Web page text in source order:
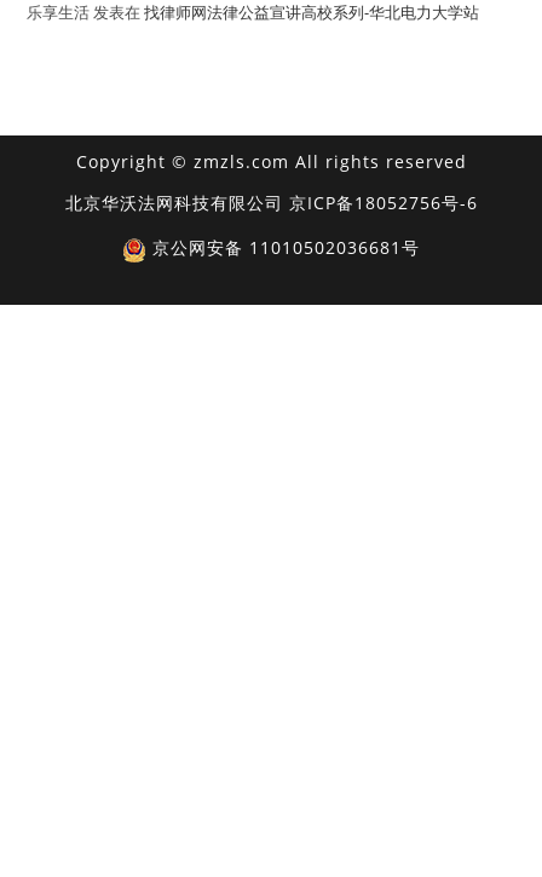
乐享生活发表在找律师网法律公益宣讲高校系列-华北电力大学站
Copyright © zmzls.com All rights reserved
北京华沃法网科技有限公司 京ICP备18052756号-6
京公网安备 11010502036681号